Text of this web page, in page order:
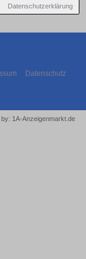
Datenschutzerklärung
Datenschutz
1A-Anzeigenmarkt.de